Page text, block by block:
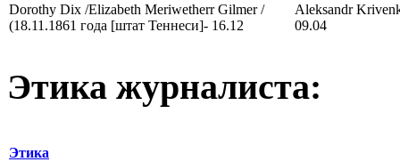
Dorothy Dix /Elizabeth Meriwetherr Gilmer /
(18.11.1861 года [штат Теннеси]- 16.12
Aleksandr
09.04
Этика журналиста:
Этика